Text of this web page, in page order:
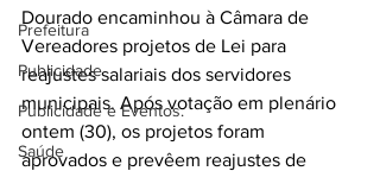
Prefeitura
Publicidade
Publicidade e Eventos.
Saúde
Dourado encaminhou à Câmara de
Vereadores projetos de Lei para
reajustes salariais dos servidores
municipais. Após votação em plenário
ontem (30), os projetos foram
aprovados e prevêem reajustes de